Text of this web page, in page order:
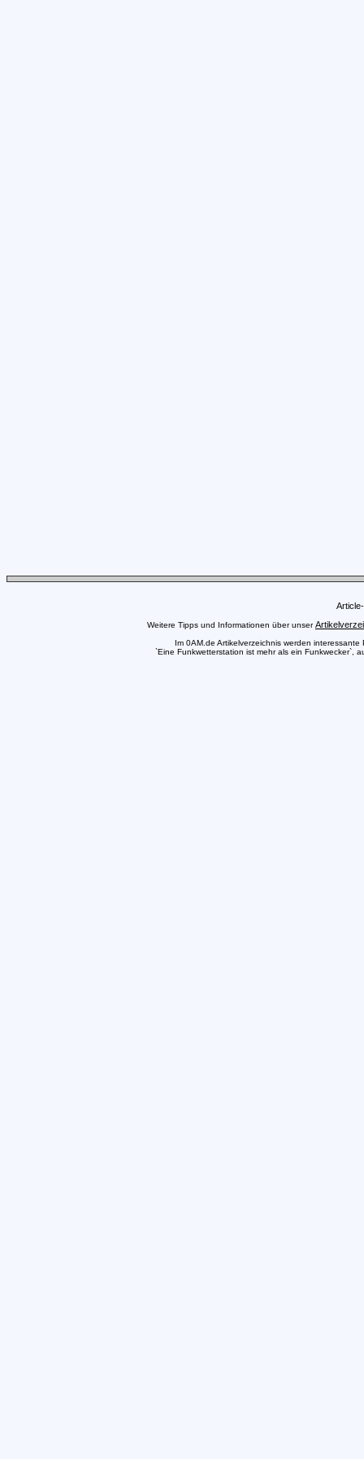
Weitere Tipps und Informationen über unser
Im 0AM.de Artikelverzeichnis werden
`Eine Funkwetterstation ist mehr als ein Funkwecker`,